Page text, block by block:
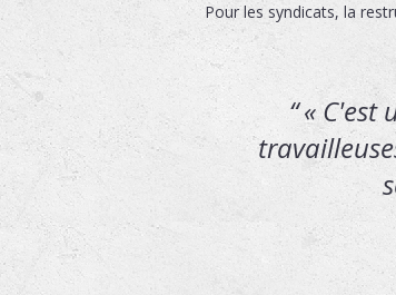
Pour les syndicats, la
« C'est